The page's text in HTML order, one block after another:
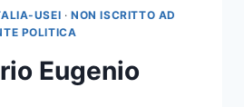
USEI ·NON ISCRITTO AD
POLITICA
Eugenio